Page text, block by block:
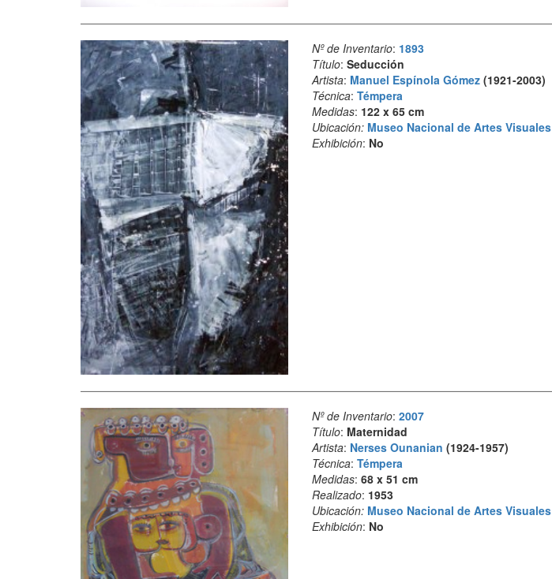
Nº de Inventario: 1893
Título: Seducción
Artista: Manuel Espínola Gómez(1921-2003)
Técnica: Témpera
Medidas: 122 x 65 cm
Ubicación: Museo Nacional de Artes Visuales
Exhibición: No
Nº de Inventario: 2007
Título: Maternidad
Artista: Nerses Ounanian (1924-1957)
Técnica: Témpera
Medidas: 68 x 51 cm
Realizado: 1953
Ubicación: Museo Nacional de Artes Visuales
Exhibición: No